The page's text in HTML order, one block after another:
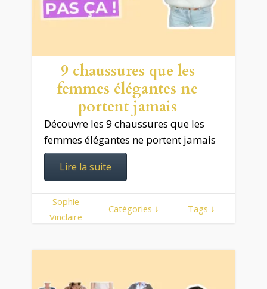
9 chaussures que les
femmes élégantes ne
portent jamais
Découvre les 9 chaussures que les
femmes élégantes ne portent jamais
Lire la suite
Sophie
Vinclaire
Catégories ↓ Tags ↓